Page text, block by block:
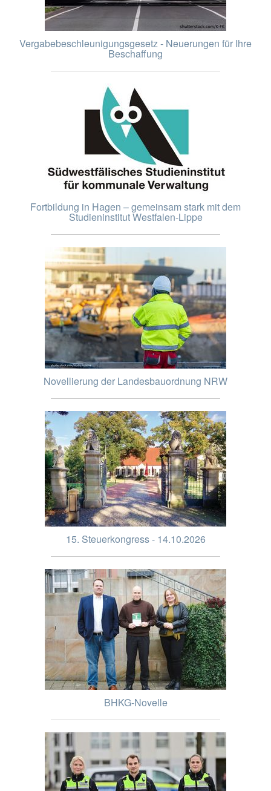
Vergabebeschleunigungsgesetz - Neuerungen für Ihre
Beschaffung
Fortbildung in Hagen – gemeinsam stark mit dem
Studieninstitut Westfalen-Lippe
Novellierung der Landesbauordnung NRW
15. Steuerkongress - 14.10.2026
BHKG-Novelle